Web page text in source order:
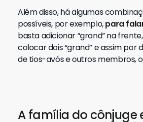
Além disso, há algumas
possíveis, por exemplo,para
basta adicionar “grand” na
colocar dois “grand” e assim por
de tios-avós e outros membros,
A família do cônjuge